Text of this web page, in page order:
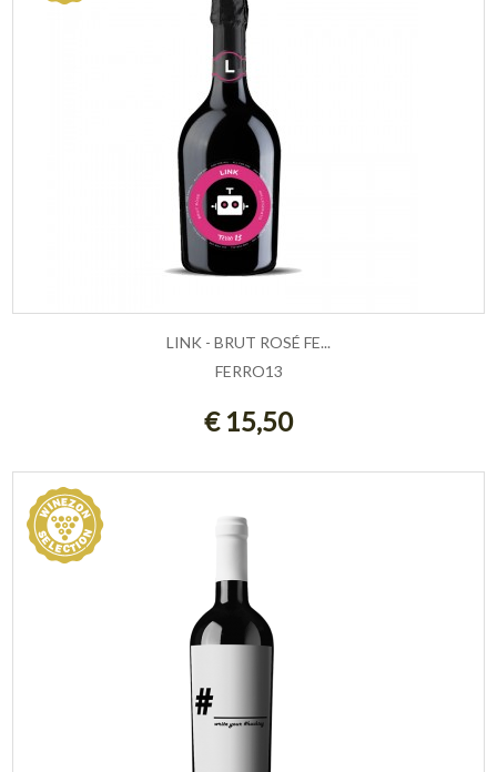
AGGIUNGI AL CARRELLO
LINK - BRUT ROSÉ FE...
FERRO13
€ 15,50